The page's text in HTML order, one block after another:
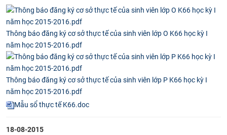
ĐÀO TẠO
ĐẢM BẢO CHẤT LƯỢNG
KHOA HỌC CÔNG NGHỆ
HTQT
CỰU NGƯỜI HỌC
Thông báo đăng ký cơ sở thực tế của sinh viên lớp O K66 học kỳ I
năm học 2015-2016.pdf
Thông báo đăng ký cơ sở thực tế của sinh viên lớp P K66 học kỳ I
năm học 2015-2016.pdf
Mẫu sổ thực tế K66.doc
18-08-2015